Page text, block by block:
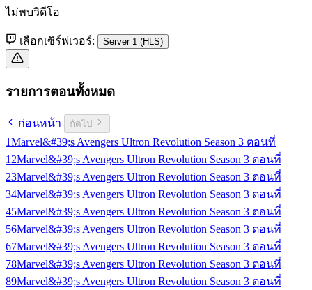
ไม่พบวิดีโอ
เลือกเซิร์ฟเวอร์: Server 1 (HLS)
รายการตอนทั้งหมด
ก่อนหน้า ถัดไป
1Marvel&#39;s Avengers Ultron Revolution Season 3 ตอนที่
1 2Marvel&#39;s Avengers Ultron Revolution Season 3 ตอนที่
23Marvel&#39;s Avengers Ultron Revolution Season 3 ตอนที่
34Marvel&#39;s Avengers Ultron Revolution Season 3 ตอนที่
45Marvel&#39;s Avengers Ultron Revolution Season 3 ตอนที่
56Marvel&#39;s Avengers Ultron Revolution Season 3 ตอนที่
67Marvel&#39;s Avengers Ultron Revolution Season 3 ตอนที่
78Marvel&#39;s Avengers Ultron Revolution Season 3 ตอนที่
89Marvel&#39;s Avengers Ultron Revolution Season 3 ตอนที่